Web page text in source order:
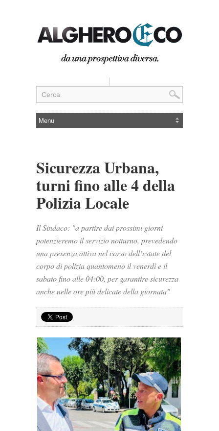
Sicurezza Urbana,
turni fino alle 4 della
Polizia Locale
Il Sindaco: "a partire dai prossimi giorni
potenzieremo il servizio notturno, prevedendo
una presenza attiva nel corso dell’estate del
corpo di polizia quantomeno il venerdì e il
sabato fino alle 04:00, per garantire sicurezza
anche nelle ore più delicate della giornata"